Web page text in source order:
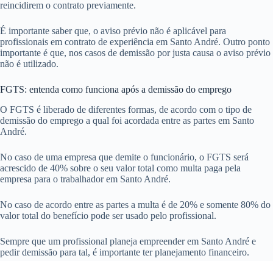
reincidirem o contrato previamente.
É importante saber que, o aviso prévio não é aplicável para
profissionais em contrato de experiência em Santo André. Outro ponto
importante é que, nos casos de demissão por justa causa o aviso prévio
não é utilizado.
FGTS: entenda como funciona após a demissão do emprego
O FGTS é liberado de diferentes formas, de acordo com o tipo de
demissão do emprego a qual foi acordada entre as partes em Santo
André.
No caso de uma empresa que demite o funcionário, o FGTS será
acrescido de 40% sobre o seu valor total como multa paga pela
empresa para o trabalhador em Santo André.
No caso de acordo entre as partes a multa é de 20% e somente 80% do
valor total do benefício pode ser usado pelo profissional.
Sempre que um profissional planeja empreender em Santo André e
pedir demissão para tal, é importante ter planejamento financeiro.